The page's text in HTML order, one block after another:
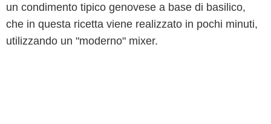
un condimento tipico genovese a base di basilico,
che in questa ricetta viene realizzato in pochi minuti,
utilizzando un "moderno" mixer.